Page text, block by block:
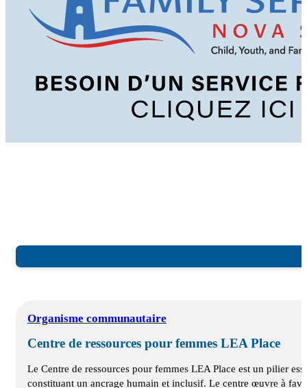
Organisme communautaire
Centre de ressources pour femmes LEA Place
Le Centre de ressources pour femmes LEA Place est un pilier
constituant un ancrage humain et inclusif. Le centre œuvre à